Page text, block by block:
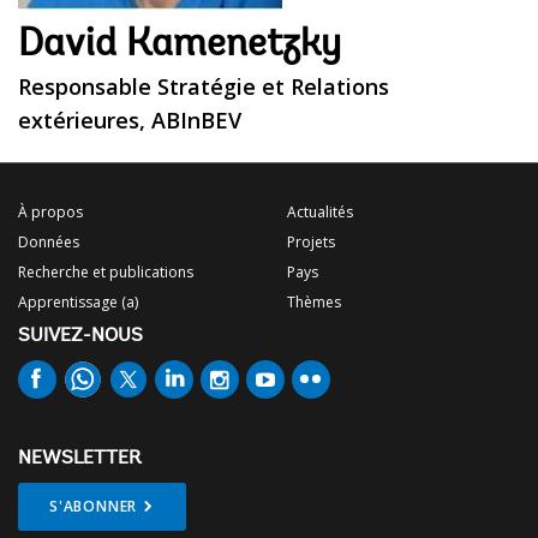
David Kamenetzky
Responsable Stratégie et Relations
extérieures, ABInBEV
À propos
Données
Recherche et publications
Apprentissage (a)
Actualités
Projets
Pays
Thèmes
SUIVEZ-NOUS
NEWSLETTER
S'ABONNER